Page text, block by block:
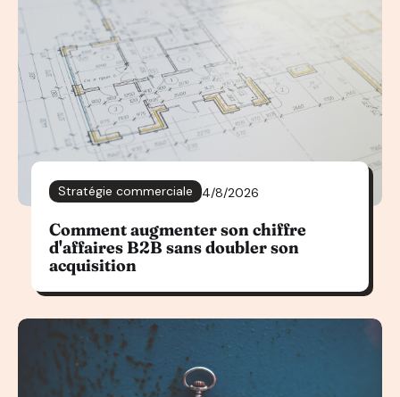
Stratégie commerciale 4/8/2026
Comment augmenter son chiffre
d'affaires B2B sans doubler son
acquisition